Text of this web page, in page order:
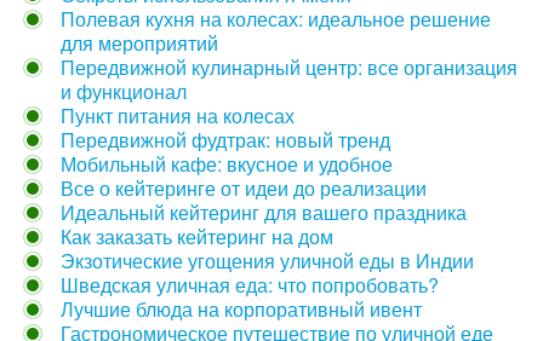
Полевая кухня на колесах: идеальное решение
для мероприятий
Передвижной кулинарный центр: все организация
и функционал
Пункт питания на колесах
Передвижной фудтрак: новый тренд
Мобильный кафе: вкусное и удобное
Все о кейтеринге от идеи до реализации
Идеальный кейтеринг для вашего праздника
Как заказать кейтеринг на дом
Экзотические угощения уличной еды в Индии
Шведская уличная еда: что попробовать?
Лучшие блюда на корпоративный ивент
Гастрономическое путешествие по уличной еде